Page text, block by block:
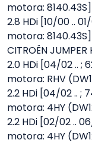
motora: 8140.43S]
2.8 HDi [10/00 ..
motora: 8140.43S]
CITROËN
2.0 HDi [04/02 .. ;
motora: RHV
2.2 HDi [04/02 .. ;
motora: 4HY
2.2 HDi [02/02 ..
motora: 4HY